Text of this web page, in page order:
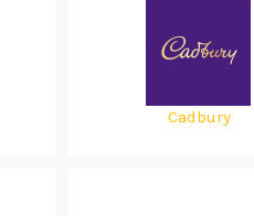
Cadbury